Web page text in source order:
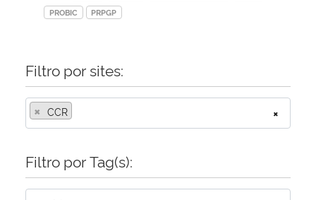
Advocacia-Geral da União
Banco Central do Brasil
PROBIC
PRPGP
Filtro por sites:
×
× CCR
Filtro por Tag(s):